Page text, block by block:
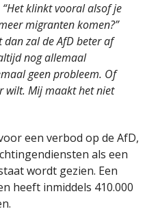
klinkt vooral alsof je
migranten komen?”
dan zal de AfD beter af
nog allemaal
geen probleem. Of
wilt. Mij maakt het niet
een verbod op de AfD,
als een
wordt gezien. Een
heeft inmiddels 410.000